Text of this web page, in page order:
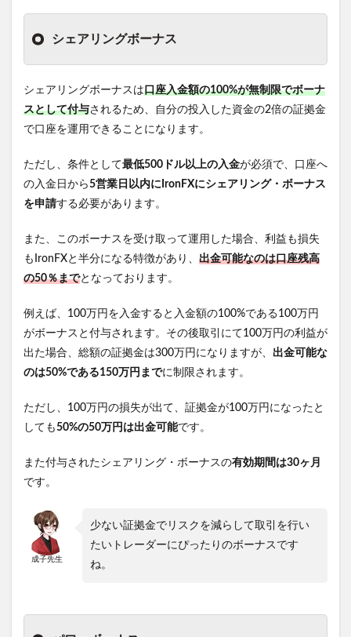
シェアリングボーナス
シェアリングボーナスは口座入金額の100%が無制限でボーナ
スとして付与されるため、
自分の投入した資金の2倍の証拠金
で口座を運用できることになります。
ただし、条件として最低500ドル以上の入金が必須で、口座へ
の入金日から5営業日以内にIronFXにシェアリング・ボーナス
を申請する必要があります。
また、このボーナスを受け取って運用した場合、利益も損失
もIronFXと半分になる特徴があり、 出金可能なのは口座残高
の50％までとなっております。
例えば、100万円を入金すると入金額の100%である100万円
がボーナスと付与されます。その後取引にて100万円の利益が
出た場合、総額の証拠金は300万円になりますが、 出金可能な
のは50%である150万円までに制限されます。
ただし、100万円の損失が出て、証拠金が100万円になったと
しても50%の50万円は出金可能です。
また付与されたシェアリング・ボーナスの有効期間は30ヶ月
です。
成子先生
少ない証拠金でリスクを減らして取引を行い
たいトレーダーにぴったりのボーナスです
ね。